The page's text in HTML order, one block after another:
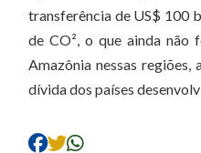
transferência de US$ 100
de CO², o que ainda não
Amazônia nessas
dívida dos países